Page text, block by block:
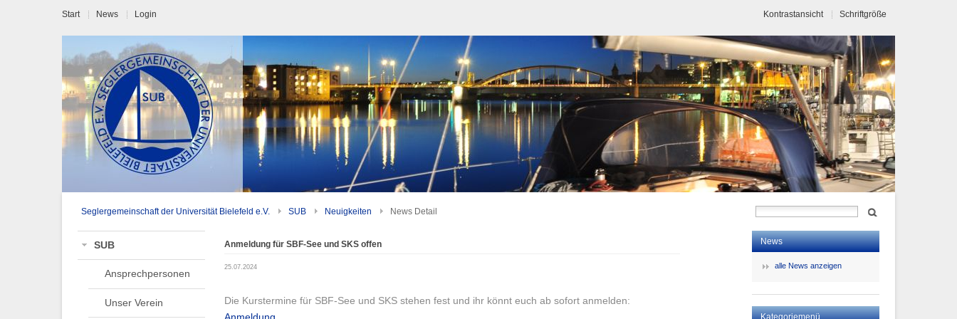
Start News Login Kontrastansicht Schriftgröße
Seglergemeinschaft der Universität Bielefeld e.V. SUB Neuigkeiten News Detail
SUB
Ansprechpersonen
Unser Verein
Anmeldung für SBF-See und SKS offen
25.07.2024
Die Kurstermine für SBF-See und SKS stehen fest und ihr könnt euch ab sofort anmelden:
News
alle News anzeigen
Kategoriemenü